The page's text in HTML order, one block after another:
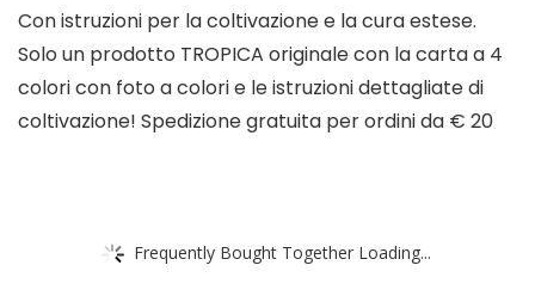
Con istruzioni per la coltivazione e la cura estese.
Solo un prodotto TROPICA originale con la carta a 4
colori con foto a colori e le istruzioni dettagliate di
coltivazione! Spedizione gratuita per ordini da € 20
Frequently Bought Together Loading...